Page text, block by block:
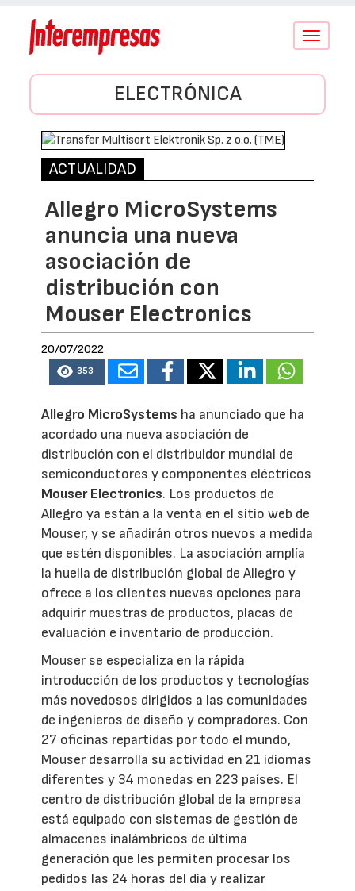
Conmutar
ELECTRÓNICA
ACTUALIDAD
Allegro MicroSystems
anuncia una nueva
asociación de
distribución con
Mouser Electronics
20/07/2022
353
Allegro MicroSystems ha anunciado que ha
acordado una nueva asociación de
distribución con el distribuidor mundial de
semiconductores y componentes eléctricos
Mouser Electronics. Los productos de
Allegro ya están a la venta en el sitio web de
Mouser, y se añadirán otros nuevos a medida
que estén disponibles. La asociación amplía
la huella de distribución global de Allegro y
ofrece a los clientes nuevas opciones para
adquirir muestras de productos, placas de
evaluación e inventario de producción.
Mouser se especializa en la rápida
introducción de los productos y tecnologías
más novedosos dirigidos a las comunidades
de ingenieros de diseño y compradores. Con
27 oficinas repartidas por todo el mundo,
Mouser desarrolla su actividad en 21 idiomas
diferentes y 34 monedas en 223 países. El
centro de distribución global de la empresa
está equipado con sistemas de gestión de
almacenes inalámbricos de última
generación que les permiten procesar los
pedidos las 24 horas del día y realizar